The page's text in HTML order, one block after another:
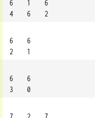
6
4
1
6
6
2
6
2
6
1
6
3
6
0
7
2
7